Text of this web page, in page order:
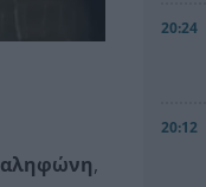
,
20:24
20:12